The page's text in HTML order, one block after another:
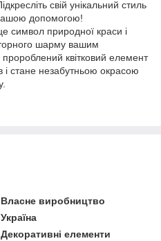
свій унікальний стиль
нашою допомогою!
символ природної краси і
шарму вашим
квітковий елемент
і стане незабутньою окрасою
Власне виробництво
Україна
Декоративні елементи